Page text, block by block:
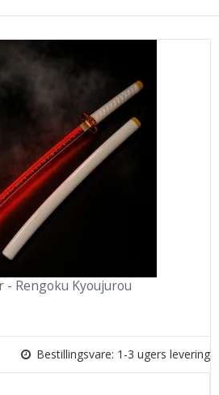
- Rengoku Kyoujurou
Bestillingsvare: 1-3 ugers levering